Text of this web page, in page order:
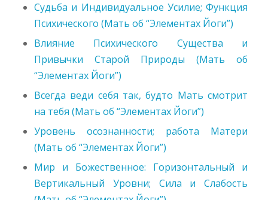
Судьба и Индивидуальное Усилие; Функция
Психического (Мать об “Элементах Йоги”)
Влияние Психического Существа и
Привычки Старой Природы (Мать об
“Элементах Йоги”)
Всегда веди себя так, будто Мать смотрит
на тебя (Мать об “Элементах Йоги”)
Уровень осознанности; работа Матери
(Мать об “Элементах Йоги”)
Мир и Божественное: Горизонтальный и
Вертикальный Уровни; Сила и Слабость